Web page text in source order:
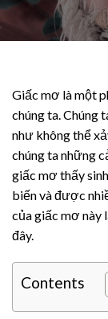
Giấc mơ là một
chúng ta. Chúng
như không thể
chúng ta những
giấc mơ thấy
biến và được
của giấc mơ này
đây.
Contents